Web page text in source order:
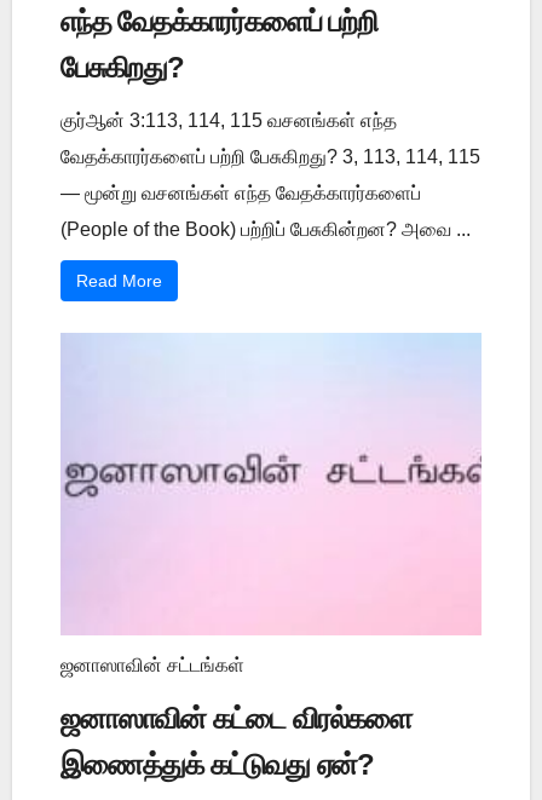
எந்த வேதக்காரர்களைப் பற்றி
பேசுகிறது?
குர்ஆன் 3:113, 114, 115 வசனங்கள் எந்த
வேதக்காரர்களைப் பற்றி பேசுகிறது? 3, 113, 114, 115
— மூன்று வசனங்கள் எந்த வேதக்காரர்களைப்
(People of the Book) பற்றிப் பேசுகின்றன? அவை ...
Read More
ஜனாஸாவின் சட்டங்கள்
ஜனாஸாவின் கட்டை விரல்களை
இணைத்துக் கட்டுவது ஏன்?